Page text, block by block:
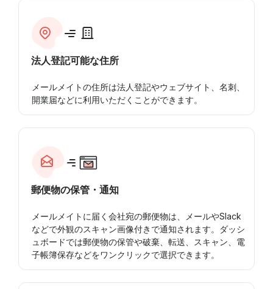
法人登記可能な住所
メールメイトの住所は法人登記やウェブサイト、名刺、
開業届などに利用いただくことができます。
郵便物の保管・通知
メールメイトに届く会社宛の郵便物は、メールやSlack
などで外観のスキャン画像付きで通知されます。ダッシ
ュボードでは郵便物の保管や破棄、転送、スキャン、電
子帳簿保存などをワンクリックで選択できます。